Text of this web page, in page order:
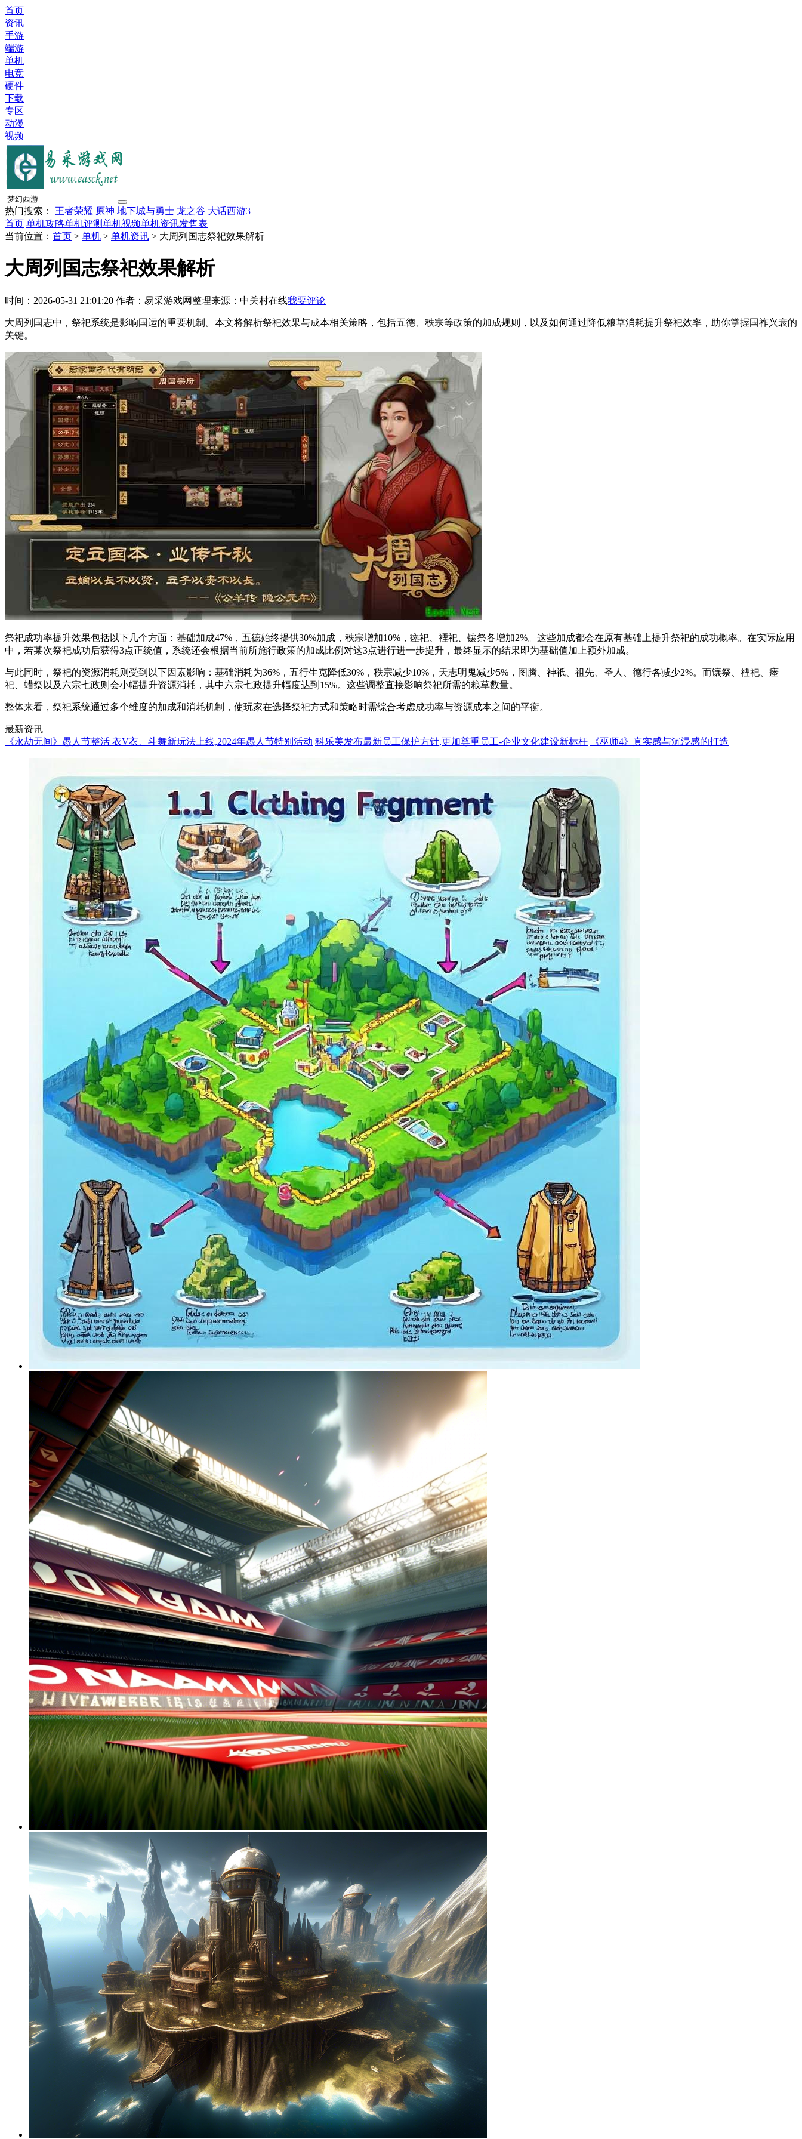
首页
资讯
手游
端游
单机
电竞
硬件
下载
专区
动漫
视频
热门搜索： 王者荣耀 原神 地下城与勇士 龙之谷 大话西游3
首页 单机攻略单机评测单机视频单机资讯发售表
当前位置： 首页 > 单机 > 单机资讯 > 大周列国志祭祀效果解析
大周列国志祭祀效果解析
时间：2026-05-31 21:01:20 作者：易采游戏网整理来源：中关村在线我要评论
大周列国志中，祭祀系统是影响国运的重要机制。本文将解析祭祀效果与成本相关策略，包括五德、秩宗等政策的加成规则，以及如何通过降低粮草消耗提升祭祀效率，助你掌握国祚兴衰的
关键。
祭祀成功率提升效果包括以下几个方面：基础加成47%，五德始终提供30%加成，秩宗增加10%，瘗祀、禋祀、镶祭各增加2%。这些加成都会在原有基础上提升祭祀的成功概率。在实际应用
中，若某次祭祀成功后获得3点正统值，系统还会根据当前所施行政策的加成比例对这3点进行进一步提升，最终显示的结果即为基础值加上额外加成。
与此同时，祭祀的资源消耗则受到以下因素影响：基础消耗为36%，五行生克降低30%，秩宗减少10%，天志明鬼减少5%，图腾、神祇、祖先、圣人、德行各减少2%。而镶祭、禋祀、瘗
祀、蜡祭以及六宗七政则会小幅提升资源消耗，其中六宗七政提升幅度达到15%。这些调整直接影响祭祀所需的粮草数量。
整体来看，祭祀系统通过多个维度的加成和消耗机制，使玩家在选择祭祀方式和策略时需综合考虑成功率与资源成本之间的平衡。
最新资讯
《永劫无间》愚人节整活 衣V衣、斗舞新玩法上线,2024年愚人节特别活动 科乐美发布最新员工保护方针,更加尊重员工-企业文化建设新标杆 《巫师4》真实感与沉浸感的打造